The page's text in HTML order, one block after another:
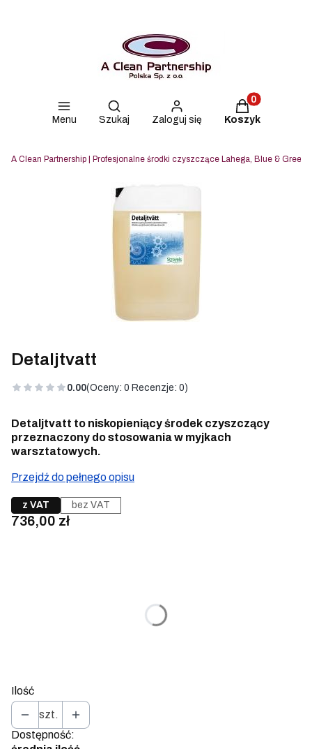
Menu
Otwórz wyszukiwarkę
Szukaj Zaloguj się
Produkty w
Koszyk
A Clean Partnership | Profesjonalne środki czyszczące Lahega, Blue & Green
Detaljtvatt
0.00(Oceny: 0 Recenzje: 0)
Detaljtvatt to niskopieniący środek czyszczący
przeznaczony do stosowania w myjkach
warsztatowych.
Przejdź do pełnego opisu
z VAT bez VAT
Cena
736,00 zł
Ilość
szt.
Dostępność: